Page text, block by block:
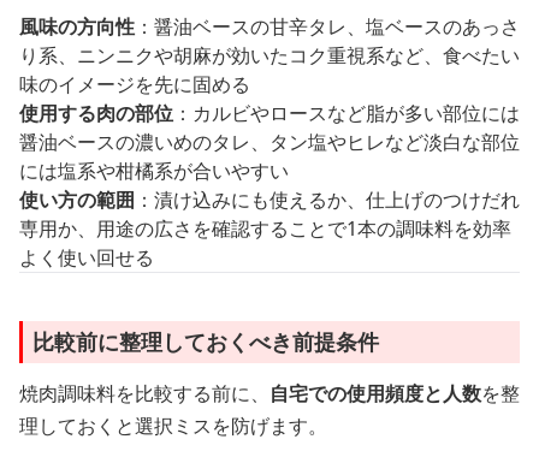
風味の方向性 ：醤油ベースの甘辛タレ、塩ベースのあっさ
り系、ニンニクや胡麻が効いたコク重視系など、食べたい
味のイメージを先に固める
使用する肉の部位 ：カルビやロースなど脂が多い部位には
醤油ベースの濃いめのタレ、タン塩やヒレなど淡白な部位
には塩系や柑橘系が合いやすい
使い方の範囲 ：漬け込みにも使えるか、仕上げのつけだれ
専用か、用途の広さを確認することで1本の調味料を効率
よく使い回せる
比較前に整理しておくべき前提条件
焼肉調味料を比較する前に、 自宅での使用頻度と人数を整
理しておくと選択ミスを防げます。